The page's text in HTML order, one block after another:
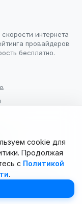
интернета
провайдеров
бесплатно.
В.В.). Все права
cookie для
Продолжая
с Политикой
.